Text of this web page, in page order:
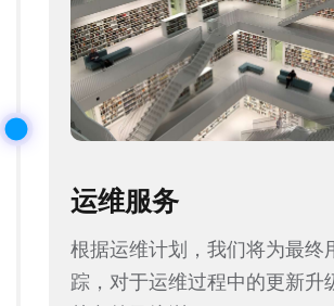
运维服务
根据运维计划，我们将为最终
踪，对于运维过程中的更新升